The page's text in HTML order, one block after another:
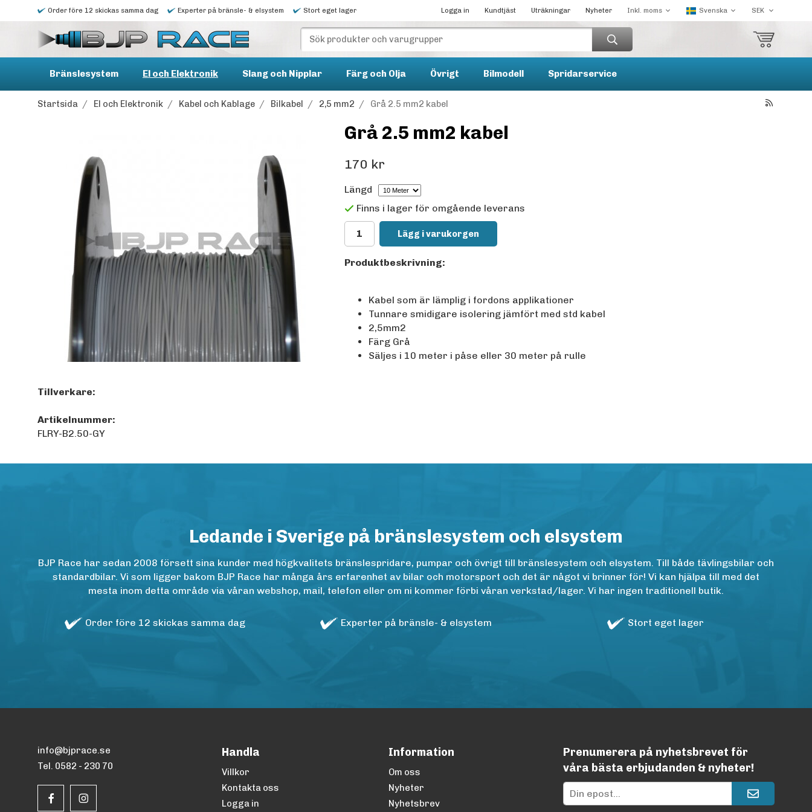
Order före 12 skickas samma dag Experter på bränsle- & elsystem Stort eget lager Logga in Kundtjäst Uträkningar Nyheter
Bränslesystem El och Elektronik Slang och Nipplar Färg och Olja Övrigt Bilmodell Spridarservice
Startsida / El och Elektronik / Kabel och Kablage / Bilkabel / 2,5 mm2 / Grå 2.5 mm2 kabel
Grå 2.5 mm2 kabel
170 kr
Längd
Finns i lager för omgående leverans
Lägg i varukorgen
Produktbeskrivning:
Kabel som är lämplig i fordons applikationer
Tunnare smidigare isolering jämfört med std kabel
2,5mm2
Färg Grå
Säljes i 10 meter i påse eller 30 meter på rulle
Tillverkare:
Artikelnummer:
FLRY-B2.50-GY
Ledande i Sverige på bränslesystem och elsystem
BJP Race har sedan 2008 försett sina kunder med högkvalitets bränslespridare, pumpar och övrigt till bränslesystem och elsystem. Till både tävlingsbilar och
standardbilar. Vi som ligger bakom BJP Race har många års erfarenhet av bilar och motorsport och det är något vi brinner för! Vi kan hjälpa till med det
mesta inom detta område via våran webshop, mail, telefon eller om ni kommer förbi våran verkstad/lager. Vi har ingen traditionell butik.
Order före 12 skickas samma dag Experter på bränsle- & elsystem Stort eget lager
info@bjprace.se
Tel. 0582 - 230 70
Handla
Villkor
Kontakta oss
Logga in
Information
Om oss
Nyheter
Nyhetsbrev
Prenumerera på nyhetsbrevet för
våra bästa erbjudanden & nyheter!